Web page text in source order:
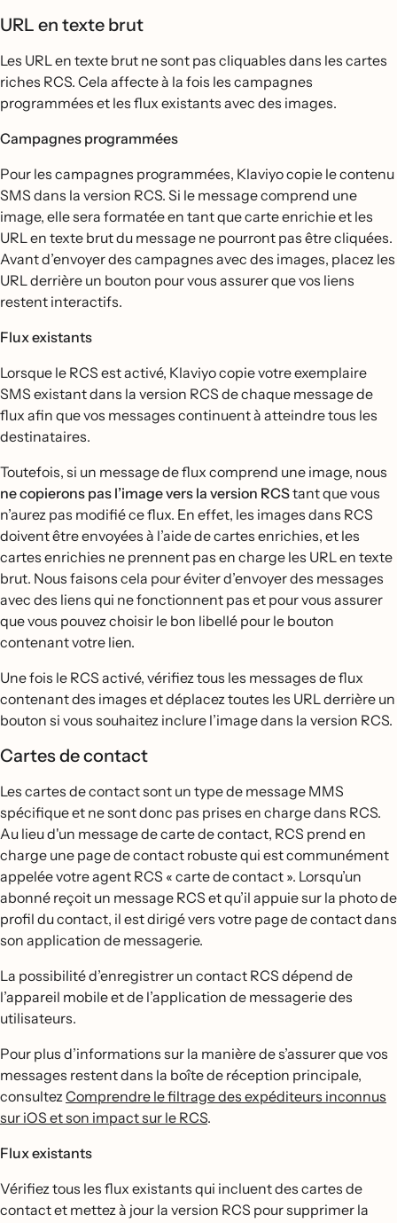
URL en texte brut
Les URL en texte brut ne sont pas cliquables dans les cartes
riches RCS. Cela affecte à la fois les campagnes
programmées et les flux existants avec des images.
Campagnes programmées
Pour les campagnes programmées, Klaviyo copie le contenu
SMS dans la version RCS. Si le message comprend une
image, elle sera formatée en tant que carte enrichie et les
URL en texte brut du message ne pourront pas être cliquées.
Avant d’envoyer des campagnes avec des images, placez les
URL derrière un bouton pour vous assurer que vos liens
restent interactifs.
Flux existants
Lorsque le RCS est activé, Klaviyo copie votre exemplaire
SMS existant dans la version RCS de chaque message de
flux afin que vos messages continuent à atteindre tous les
destinataires.
Toutefois, si un message de flux comprend une image, nous
ne copierons pas l’image vers la version RCStant que vous
n’aurez pas modifié ce flux. En effet, les images dans RCS
doivent être envoyées à l’aide de cartes enrichies, et les
cartes enrichies ne prennent pas en charge les URL en texte
brut. Nous faisons cela pour éviter d’envoyer des messages
avec des liens qui ne fonctionnent pas et pour vous assurer
que vous pouvez choisir le bon libellé pour le bouton
contenant votre lien.
Une fois le RCS activé, vérifiez tous les messages de flux
contenant des images et déplacez toutes les URL derrière un
bouton si vous souhaitez inclure l’image dans la version RCS.
Cartes de contact
Les cartes de contact sont un type de message MMS
spécifique et ne sont donc pas prises en charge dans RCS.
Au lieu d'un message de carte de contact, RCS prend en
charge une page de contact robuste qui est communément
appelée votre agent RCS « carte de contact ». Lorsqu’un
abonné reçoit un message RCS et qu’il appuie sur la photo de
profil du contact, il est dirigé vers votre page de contact dans
son application de messagerie.
La possibilité d’enregistrer un contact RCS dépend de
l’appareil mobile et de l’application de messagerie des
utilisateurs.
Pour plus d’informations sur la manière de s’assurer que vos
messages restent dans la boîte de réception principale,
consultezComprendre le filtrage des expéditeurs inconnus
sur iOS et son impact sur le RCS.
Flux existants
Vérifiez tous les flux existants qui incluent des cartes de
contact et mettez à jour la version RCS pour supprimer la